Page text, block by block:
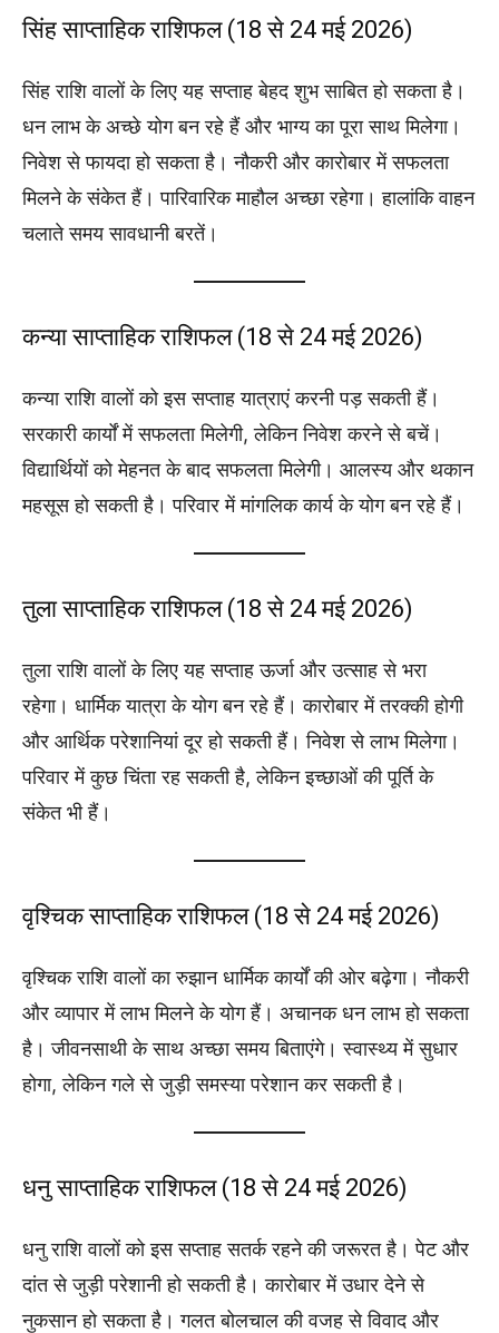
सिंह साप्ताहिक राशिफल (18 से 24 मई 2026)
सिंह राशि वालों के लिए यह सप्ताह बेहद शुभ साबित हो सकता है।
धन लाभ के अच्छे योग बन रहे हैं और भाग्य का पूरा साथ मिलेगा।
निवेश से फायदा हो सकता है। नौकरी और कारोबार में सफलता
मिलने के संकेत हैं। पारिवारिक माहौल अच्छा रहेगा। हालांकि वाहन
चलाते समय सावधानी बरतें।
कन्या साप्ताहिक राशिफल (18 से 24 मई 2026)
कन्या राशि वालों को इस सप्ताह यात्राएं करनी पड़ सकती हैं।
सरकारी कार्यों में सफलता मिलेगी, लेकिन निवेश करने से बचें।
विद्यार्थियों को मेहनत के बाद सफलता मिलेगी। आलस्य और थकान
महसूस हो सकती है। परिवार में मांगलिक कार्य के योग बन रहे हैं।
तुला साप्ताहिक राशिफल (18 से 24 मई 2026)
तुला राशि वालों के लिए यह सप्ताह ऊर्जा और उत्साह से भरा
रहेगा। धार्मिक यात्रा के योग बन रहे हैं। कारोबार में तरक्की होगी
और आर्थिक परेशानियां दूर हो सकती हैं। निवेश से लाभ मिलेगा।
परिवार में कुछ चिंता रह सकती है, लेकिन इच्छाओं की पूर्ति के
संकेत भी हैं।
वृश्चिक साप्ताहिक राशिफल (18 से 24 मई 2026)
वृश्चिक राशि वालों का रुझान धार्मिक कार्यों की ओर बढ़ेगा। नौकरी
और व्यापार में लाभ मिलने के योग हैं। अचानक धन लाभ हो सकता
है। जीवनसाथी के साथ अच्छा समय बिताएंगे। स्वास्थ्य में सुधार
होगा, लेकिन गले से जुड़ी समस्या परेशान कर सकती है।
धनु साप्ताहिक राशिफल (18 से 24 मई 2026)
धनु राशि वालों को इस सप्ताह सतर्क रहने की जरूरत है। पेट और
दांत से जुड़ी परेशानी हो सकती है। कारोबार में उधार देने से
नुकसान हो सकता है। गलत बोलचाल की वजह से विवाद और